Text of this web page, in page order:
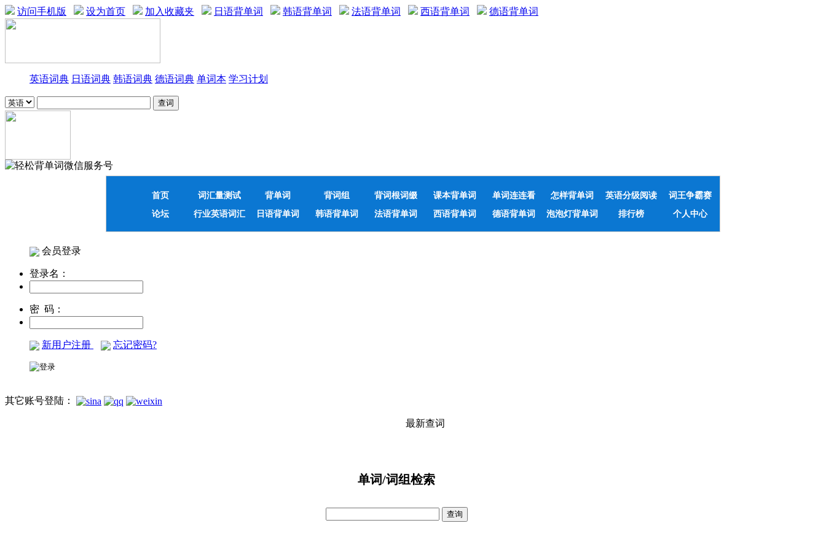
访问手机版 设为首页 加入收藏夹 日语背单词 韩语背单词 法语背单词 西语背单词 德语背单词
英语词典 日语词典 韩语词典 德语词典 单词本 学习计划
首页 词汇量测试 背单词 背词组 背词根词缀 课本背单词 单词连连看 怎样背单词 英语分级阅读
词王争霸赛
论坛
行业英语词汇 日语背单词 韩语背单词 法语背单词 西语背单词 德语背单词 泡泡灯背单词 排行榜 个人中心
会员登录
登录名：
密 码：
新用户注册 忘记密码?
其它账号登陆：
最新查词
单词/词组检索